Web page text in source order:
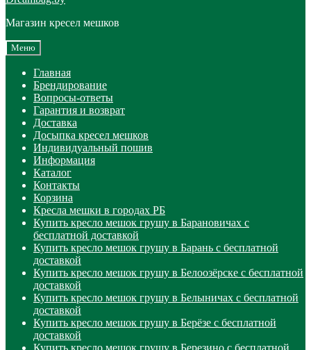
Магазин кресел мешков
Меню
Главная
Брендирование
Вопросы-ответы
Гарантия и возврат
Доставка
Досыпка кресел мешков
Индивидуальный пошив
Информация
Каталог
Контакты
Корзина
Кресла мешки в городах РБ
Купить кресло мешок грушу в Барановичах с
бесплатной доставкой
Купить кресло мешок грушу в Барань с бесплатной
доставкой
Купить кресло мешок грушу в Белоозёрске с бесплатной
доставкой
Купить кресло мешок грушу в Белыничах с бесплатной
доставкой
Купить кресло мешок грушу в Берёзе с бесплатной
доставкой
Купить кресло мешок грушу в Березино с бесплатной